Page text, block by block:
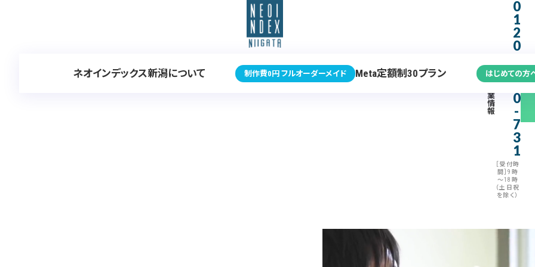
業
情
報
0
1
2
0
3
7
0
-
7
3
1
［受付時
間］9時
～18時
（土日祝
を除く）
ネオインデックス新潟について 制作費0円 フルオーダーメイド Meta定額制30プラン はじめての方